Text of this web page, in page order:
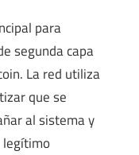
para
segunda capa
La red utiliza
que se
al sistema y
legítimo